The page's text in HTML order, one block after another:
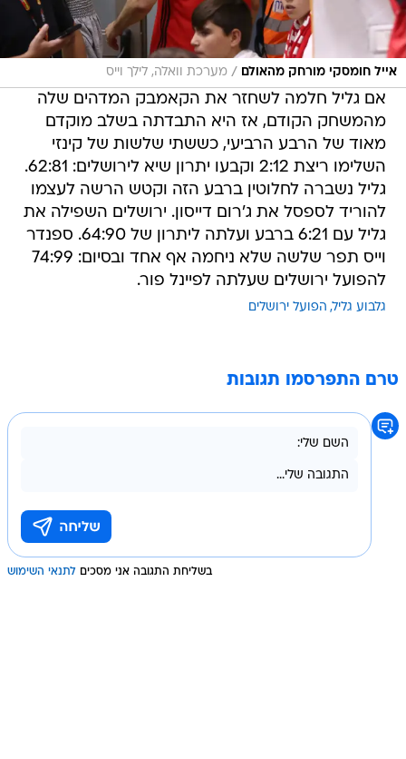
אייל חומסקי מורחק מהאולם / מערכת וואלה, לילך וייס
אם גליל חלמה לשחזר את הקאמבק המדהים שלה
מהמשחק הקודם, אז היא התבדתה בשלב מוקדם
מאוד של הרבע הרביעי, כששתי שלשות של קינזי
השלימו ריצת 2:12 וקבעו יתרון שיא לירושלים: 62:81.
גליל נשברה לחלוטין ברבע הזה וקטש הרשה לעצמו
להוריד לספסל את ג'רום דייסון. ירושלים השפילה את
גליל עם 6:21 ברבע ועלתה ליתרון של 64:90. ספנדר
וייס תפר שלשה שלא ניחמה אף אחד ובסיום: 74:99
להפועל ירושלים שעלתה לפיינל פור.
גלבוע גליל הפועל ירושלים
טרם התפרסמו תגובות
בשליחת התגובה אני מסכים לתנאי השימוש